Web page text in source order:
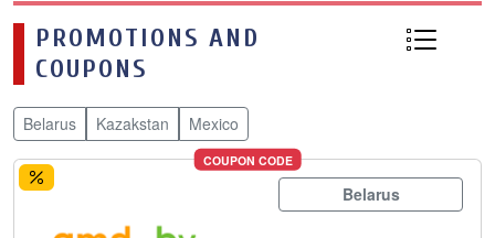
PROMOTIONS AND
COUPONS
Belarus Kazakstan Mexico
COUPON CODE
Belarus